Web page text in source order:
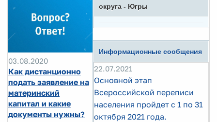
03.08.2020
Как дистанционно
подать заявление на
материнский
капитал и какие
документы нужны?
округа - Югры
Информационные сообщения
22.07.2021
Основной этап
Всероссийской переписи
населения пройдет с 1 по 31
октября 2021 года.